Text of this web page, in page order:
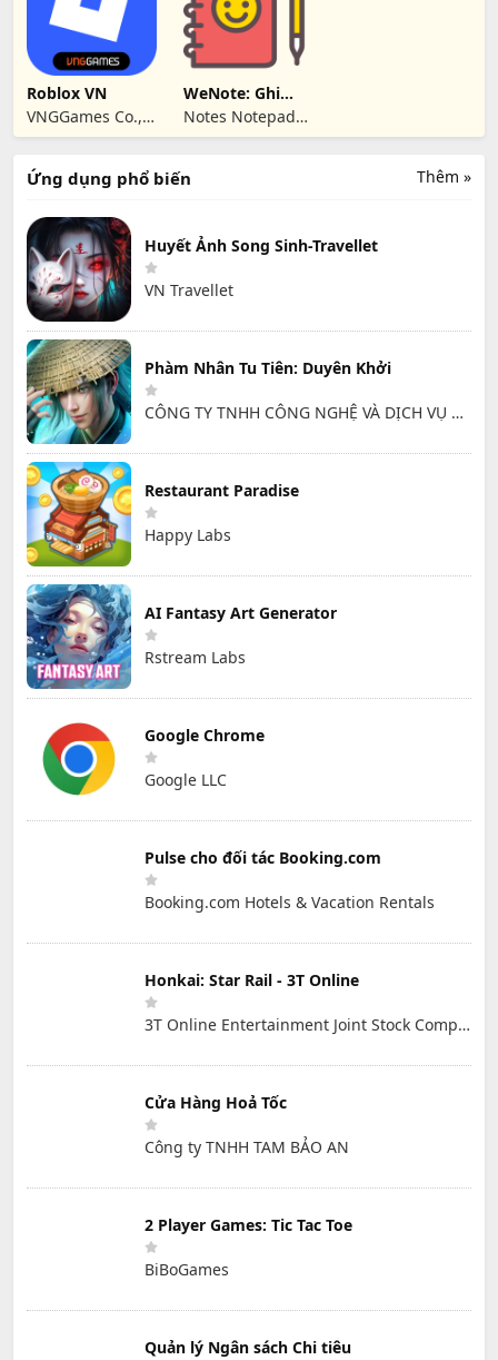
Roblox VN
VNGGames Co.,
Ltd
WeNote: Ghi
chú, Lịch, Nhắc
nhở
Notes Notepad
Notebook
Thêm »
Ứng dụng phổ biến
Huyết Ảnh Song Sinh-Travellet
VN Travellet
Phàm Nhân Tu Tiên: Duyên Khởi
CÔNG TY TNHH CÔNG NGHỆ VÀ DỊCH VỤ HỒNG HÀ
Restaurant Paradise
Happy Labs
AI Fantasy Art Generator
Rstream Labs
Google Chrome
Google LLC
Pulse cho đối tác Booking.com
Booking.com Hotels & Vacation Rentals
Honkai: Star Rail - 3T Online
3T Online Entertainment Joint Stock Company
Cửa Hàng Hoả Tốc
Công ty TNHH TAM BẢO AN
2 Player Games: Tic Tac Toe
BiBoGames
Quản lý Ngân sách Chi tiêu